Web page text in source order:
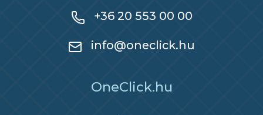
+36 20 553 00 00
info@oneclick.hu
OneClick.hu